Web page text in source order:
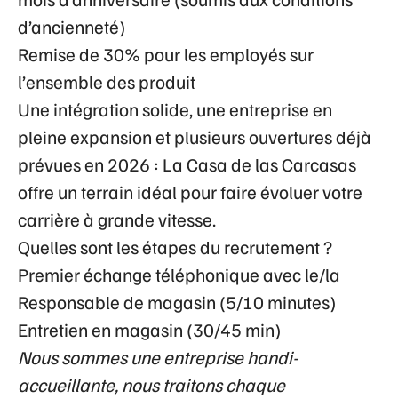
d’ancienneté)
Remise de 30% pour les employés sur
l’ensemble des produit
Une intégration solide, une entreprise en
pleine expansion et plusieurs ouvertures déjà
prévues en 2026 : La Casa de las Carcasas
offre un terrain idéal pour faire évoluer votre
carrière à grande vitesse.
Quelles sont les étapes du recrutement ?
Premier échange téléphonique avec le/la
Responsable de magasin (5/10 minutes)
Entretien en magasin (30/45 min)
Nous sommes une entreprise handi-
accueillante, nous traitons chaque